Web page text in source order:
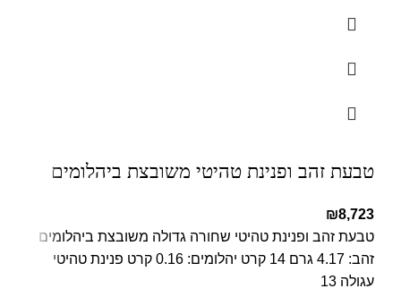
טבעת זהב ופנינת טהיטי משובצת ביהלומים
₪8,723
טבעת זהב ופנינת טהיטי שחורה גדולה משובצת ביהלומים
זהב: 4.17 גרם 14 קרט יהלומים: 0.16 קרט פנינת טהיטי
עגולה 13